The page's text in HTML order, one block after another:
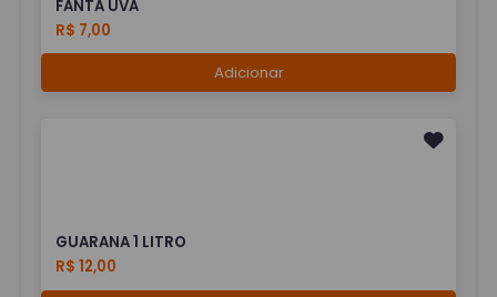
FANTA UVA
R$ 7,00
Adicionar
GUARANA 1 LITRO
R$ 12,00